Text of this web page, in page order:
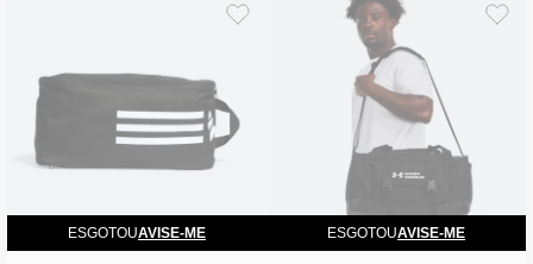
ESGOTOUAVISE-ME ESGOTOUAVISE-ME